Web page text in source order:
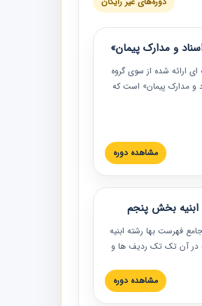
و مدارک پیمان»
ارائه شده از سوی گروه
و مدارک پیمان» است که
مشاهده دوره
بخش پنجم
فهرست بها رشته ابنیه
در آن تک تک ردیف ها و
مرتبط با ردیف های
مهندس
مشاهده دوره